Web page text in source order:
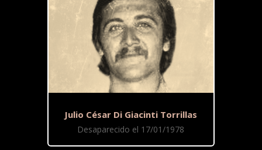
Julio César Di Giacinti Torrillas
Desaparecido el 17/01/1978